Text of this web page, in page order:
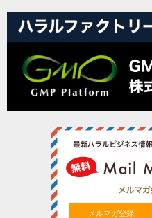
メルマガ登録